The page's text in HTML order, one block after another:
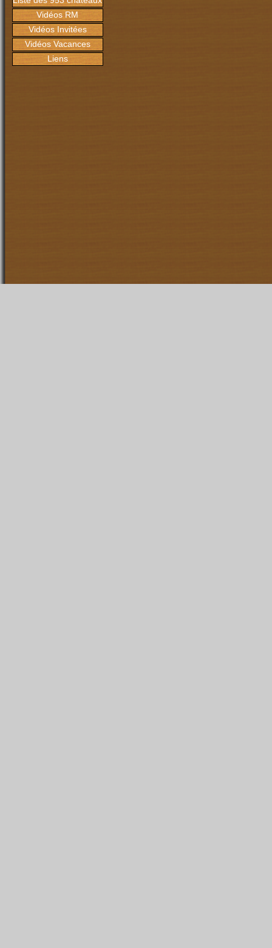
Vidéos RM
Vidéos Invitées
Vidéos Vacances
Liens